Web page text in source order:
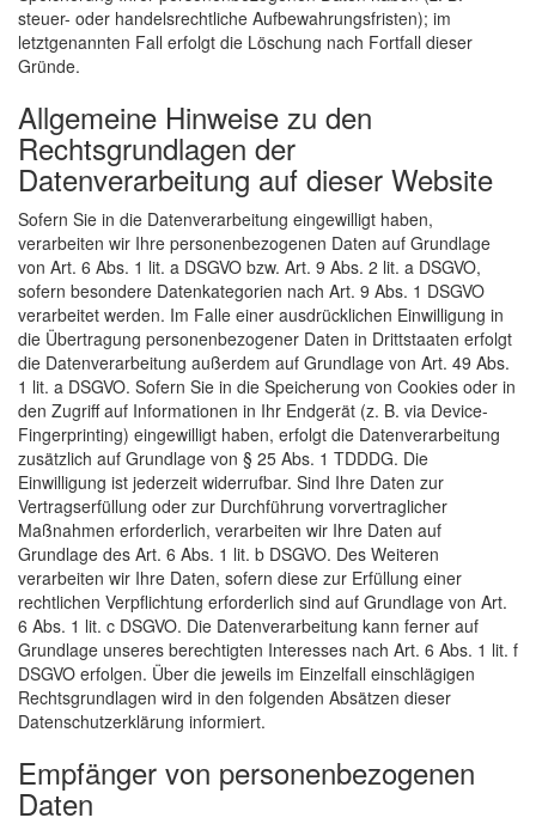
steuer- oder handelsrechtliche Aufbewahrungsfristen); im
letztgenannten Fall erfolgt die Löschung nach Fortfall dieser
Gründe.
Allgemeine Hinweise zu den
Rechtsgrundlagen der
Datenverarbeitung auf dieser Website
Sofern Sie in die Datenverarbeitung eingewilligt haben,
verarbeiten wir Ihre personenbezogenen Daten auf Grundlage
von Art. 6 Abs. 1 lit. a DSGVO bzw. Art. 9 Abs. 2 lit. a DSGVO,
sofern besondere Datenkategorien nach Art. 9 Abs. 1 DSGVO
verarbeitet werden. Im Falle einer ausdrücklichen Einwilligung in
die Übertragung personenbezogener Daten in Drittstaaten erfolgt
die Datenverarbeitung außerdem auf Grundlage von Art. 49 Abs.
1 lit. a DSGVO. Sofern Sie in die Speicherung von Cookies oder in
den Zugriff auf Informationen in Ihr Endgerät (z. B. via Device-
Fingerprinting) eingewilligt haben, erfolgt die Datenverarbeitung
zusätzlich auf Grundlage von § 25 Abs. 1 TDDDG. Die
Einwilligung ist jederzeit widerrufbar. Sind Ihre Daten zur
Vertragserfüllung oder zur Durchführung vorvertraglicher
Maßnahmen erforderlich, verarbeiten wir Ihre Daten auf
Grundlage des Art. 6 Abs. 1 lit. b DSGVO. Des Weiteren
verarbeiten wir Ihre Daten, sofern diese zur Erfüllung einer
rechtlichen Verpflichtung erforderlich sind auf Grundlage von Art.
6 Abs. 1 lit. c DSGVO. Die Datenverarbeitung kann ferner auf
Grundlage unseres berechtigten Interesses nach Art. 6 Abs. 1 lit. f
DSGVO erfolgen. Über die jeweils im Einzelfall einschlägigen
Rechtsgrundlagen wird in den folgenden Absätzen dieser
Datenschutzerklärung informiert.
Empfänger von personenbezogenen
Daten